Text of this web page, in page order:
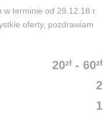
w terminie od 29.12.18 r.
oferty, pozdrawiam
20zł - 60zł
2
1